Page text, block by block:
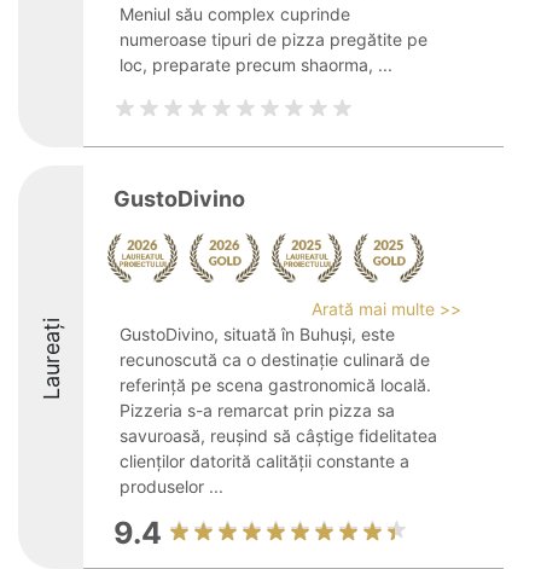
Meniul său complex cuprinde
numeroase tipuri de pizza pregătite pe
loc, preparate precum shaorma, ...
Laureați
GustoDivino
Arată mai multe >>
GustoDivino, situată în Buhuși, este
recunoscută ca o destinație culinară de
referință pe scena gastronomică locală.
Pizzeria s-a remarcat prin pizza sa
savuroasă, reușind să câștige fidelitatea
clienților datorită calității constante a
produselor ...
9.4